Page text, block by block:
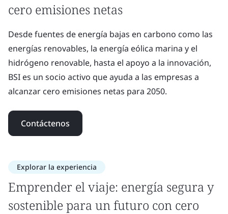
cero emisiones netas
Desde fuentes de energía bajas en carbono como las
energías renovables, la energía eólica marina y el
hidrógeno renovable, hasta el apoyo a la innovación,
BSI es un socio activo que ayuda a las empresas a
alcanzar cero emisiones netas para 2050.
Contáctenos
Explorar la experiencia
Emprender el viaje: energía segura y
sostenible para un futuro con cero